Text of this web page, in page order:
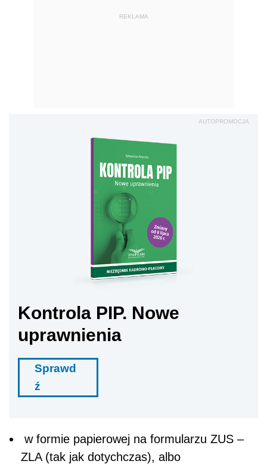
REKLAMA
AUTOPROMOCJA
Kontrola PIP. Nowe
uprawnienia
Sprawd
ź
w formie papierowej na formularzu ZUS –
ZLA (tak jak dotychczas), albo